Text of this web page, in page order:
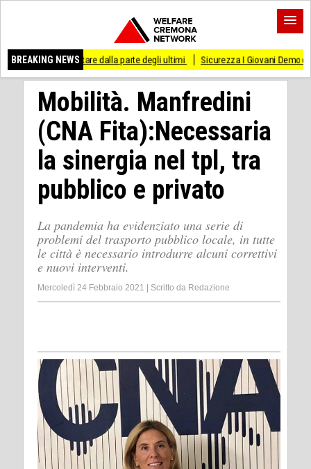
BREAKING NEWS
stare dalla parte degli ultimi Sicurezza I Giovani Democratici ribattono ai
Mobilità. Manfredini
(CNA Fita):Necessaria
la sinergia nel tpl, tra
pubblico e privato
La pandemia ha evidenziato una serie di
problemi del trasporto pubblico locale, in tutte
le città è necessario introdurre alcuni correttivi
e nuovi interventi.
Mercoledì 24 Febbraio 2021 Scritto da Redazione